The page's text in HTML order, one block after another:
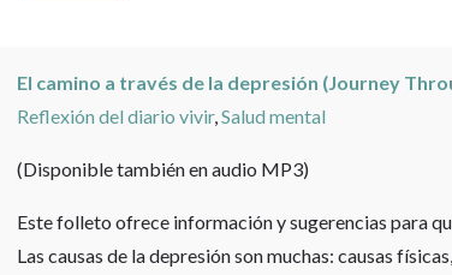
El camino a través de la depresión (Journey
Reflexión del diario vivir,Salud mental
(Disponible también en audio MP3)
Este folleto ofrece información y sugerencias para
Las causas de la depresión son muchas: causas